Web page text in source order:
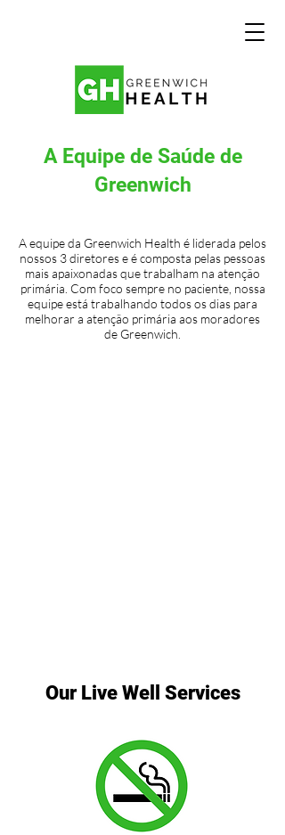
A Equipe de Saúde de
Greenwich
A equipe da Greenwich Health é liderada pelos
nossos 3 diretores e é composta pelas pessoas
mais apaixonadas que trabalham na atenção
primária. Com foco sempre no paciente, nossa
equipe está trabalhando todos os dias para
melhorar a atenção primária aos moradores
de Greenwich.
Our Live Well Services